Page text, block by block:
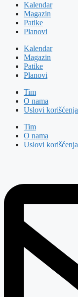
Kalendar
Magazin
Patike
Planovi
Kalendar
Magazin
Patike
Planovi
Tim
O nama
Uslovi korišćenja
Tim
O nama
Uslovi korišćenja